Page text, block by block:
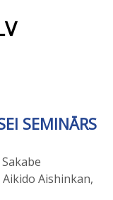
SEMINĀRS
Aishinkan,